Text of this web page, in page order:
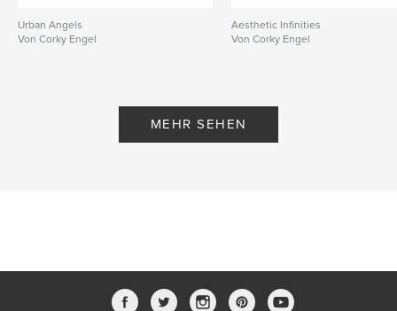
Urban Angels
Von Corky Engel
Aesthetic Infinities
Von Corky Engel
MEHR SEHEN